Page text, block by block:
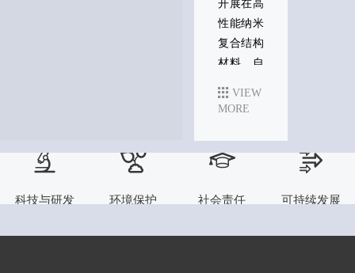
开展在高
性能纳米
复合结构
材料、自
用，面向
境领域应
用的新型
制备和能
VIEW
MORE
科技与研发 环境保护 社会责任 可持续发展